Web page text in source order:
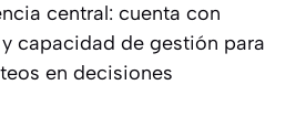
central: cuenta con
capacidad de gestión para
en decisiones